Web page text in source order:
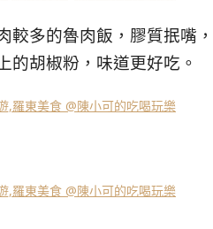
較多的魯肉飯，膠質抿嘴
的胡椒粉，味道更好吃。